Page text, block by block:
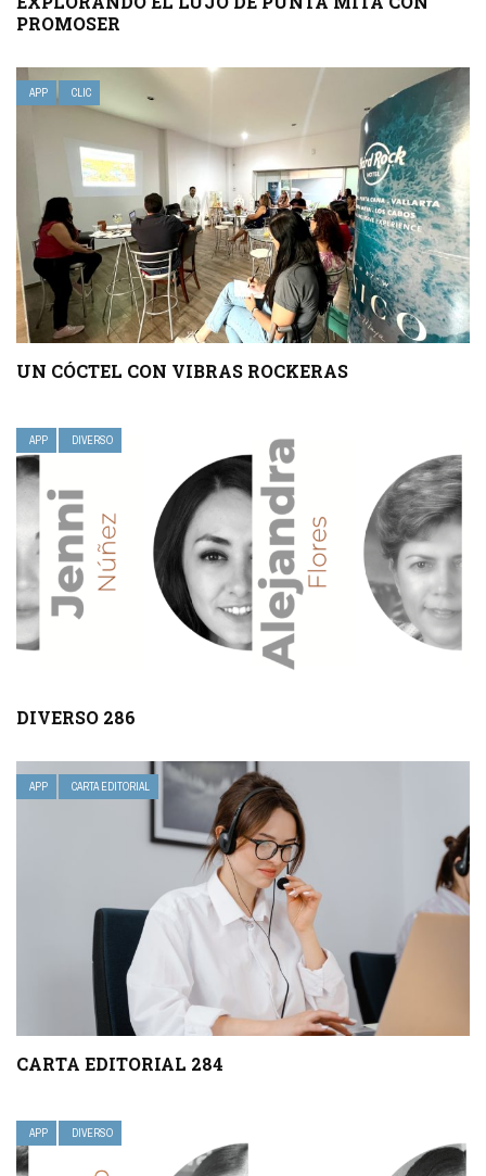
PROMOSER
APP CLIC
UN CÓCTEL CON VIBRAS ROCKERAS
APP DIVERSO
DIVERSO 286
APP CARTA EDITORIAL
CARTA EDITORIAL 284
APP DIVERSO